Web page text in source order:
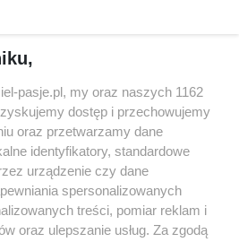
(akt.)
polegać na uczących się
sobie skalę problemów z
styczniu
© 2004 - 2026 GPmedia
pasje.pl, my oraz naszych 1162
dostęp i przechowujemy
oraz przetwarzamy dane
identyfikatory, standardowe
urządzenie czy dane
spersonalizowanych
treści, pomiar reklam i
oraz ulepszanie usług. Za zgodą